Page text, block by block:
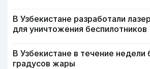
В Узбекистане разработали
для уничтожения беспилотников
В Узбекистане в течение недели
градусов жары